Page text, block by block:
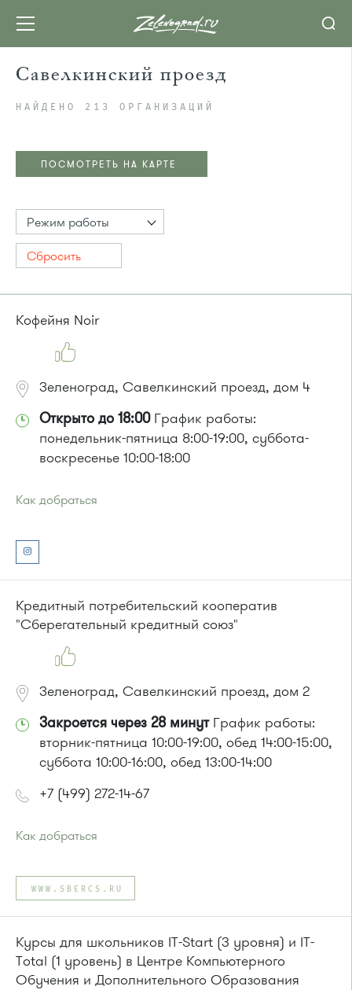
Савелкинский проезд
НАЙДЕНО 213 ОРГАНИЗАЦИЙ
ПОСМОТРЕТЬ НА КАРТЕ
Режим работы
Сбросить
Кофейня Noir
Зеленоград, Савелкинский проезд, дом 4
Открыто до 18:00График работы:
понедельник-пятница 8:00-19:00, суббота-
воскресенье 10:00-18:00
Как добраться
Автобусы № 2, 3, 9, 11, 19, 31, 32.
Маршрутка № 409м, 419м
или до остановки"Товары для дома":
Маршрутка № 408м, 419м, 476м
Кредитный потребительский кооператив
"Сберегательный кредитный союз"
Зеленоград, Савелкинский проезд, дом 2
Закроется через 28 минутГрафик работы:
вторник-пятница 10:00-19:00, обед 14:00-15:00,
суббота 10:00-16:00, обед 13:00-14:00
+7 (499) 272-14-67
Как добраться
Автобусы № 2, 3, 9, 11, 19, 31, 32.
Маршрутка № 409м, 419м
или до остановки"Товары для дома":
Маршрутка № 408м, 419м, 476м
WWW.SBERCS.RU
Курсы для школьников IT-Start (3 уровня) и IT-
Total (1 уровень) в Центре Компьютерного
Обучения и Дополнительного Образования